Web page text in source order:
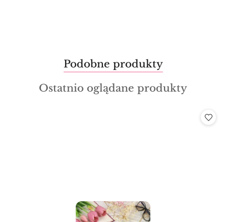
Pomiń karuzelę produktów
Produkty
o
statusie:
Podobne produkty
Produkty
Ostatnio oglądane produkty